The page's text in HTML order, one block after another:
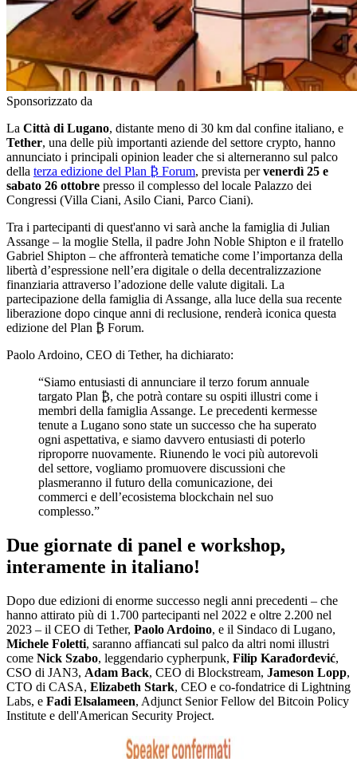
Sponsorizzato da
La Città di Lugano, distante meno di 30 km dal confine italiano, e
Tether, una delle più importanti aziende del settore crypto, hanno
annunciato i principali opinion leader che si alterneranno sul palco
della terza edizione del Plan ₿ Forum, prevista pervenerdì 25 e
sabato 26 ottobre presso il complesso del locale Palazzo dei
Congressi (Villa Ciani, Asilo Ciani, Parco Ciani).
Tra i partecipanti di quest'anno vi sarà anche la famiglia di Julian
Assange – la moglie Stella, il padre John Noble Shipton e il fratello
Gabriel Shipton – che affronterà tematiche come l’importanza della
libertà d’espressione nell’era digitale o della decentralizzazione
finanziaria attraverso l’adozione delle valute digitali. La
partecipazione della famiglia di Assange, alla luce della sua recente
liberazione dopo cinque anni di reclusione, renderà iconica questa
edizione del Plan ₿ Forum.
Paolo Ardoino, CEO di Tether, ha dichiarato:
“Siamo entusiasti di annunciare il terzo forum annuale
targato Plan ₿, che potrà contare su ospiti illustri come i
membri della famiglia Assange. Le precedenti kermesse
tenute a Lugano sono state un successo che ha superato
ogni aspettativa, e siamo davvero entusiasti di poterlo
riproporre nuovamente. Riunendo le voci più autorevoli
del settore, vogliamo promuovere discussioni che
plasmeranno il futuro della comunicazione, dei
commerci e dell’ecosistema blockchain nel suo
complesso.”
Due giornate di panel e workshop,
interamente in italiano!
Dopo due edizioni di enorme successo negli anni precedenti – che
hanno attirato più di 1.700 partecipanti nel 2022 e oltre 2.200 nel
2023 – il CEO di Tether, Paolo Ardoino, e il Sindaco di Lugano,
Michele Foletti, saranno affiancati sul palco da altri nomi illustri
come Nick Szabo, leggendario cypherpunk, Filip Karađorđević,
CSO di JAN3, Adam Back, CEO di Blockstream, Jameson Lopp,
CTO di CASA, Elizabeth Stark, CEO e co-fondatrice di Lightning
Labs, e Fadi Elsalameen, Adjunct Senior Fellow del Bitcoin Policy
Institute e dell'American Security Project.